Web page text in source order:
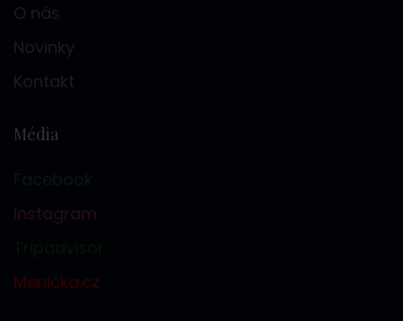
O nás
Novinky
Kontakt
Média
Facebook
Instagram
Tripadvisor
Menicka.cz